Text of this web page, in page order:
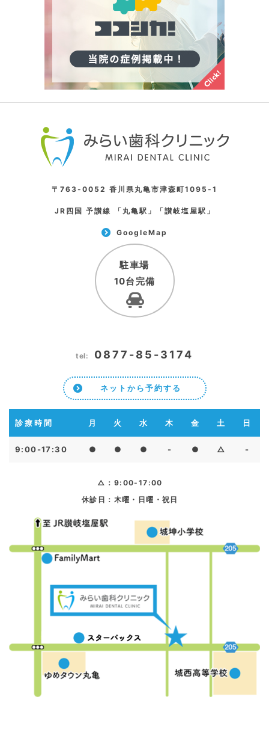
〒763-0052 香川県丸亀市津森町1095-1
JR四国 予讃線 「丸亀駅」「讃岐塩屋駅」
GoogleMap
駐車場
10台完備
tel: 0877-85-3174
ネットから予約する
診療時間 月 火 水 木 金 土 日
9:00-17:30 ● ● ● - ● △ -
△：9:00-17:00
休診日：木曜・日曜・祝日